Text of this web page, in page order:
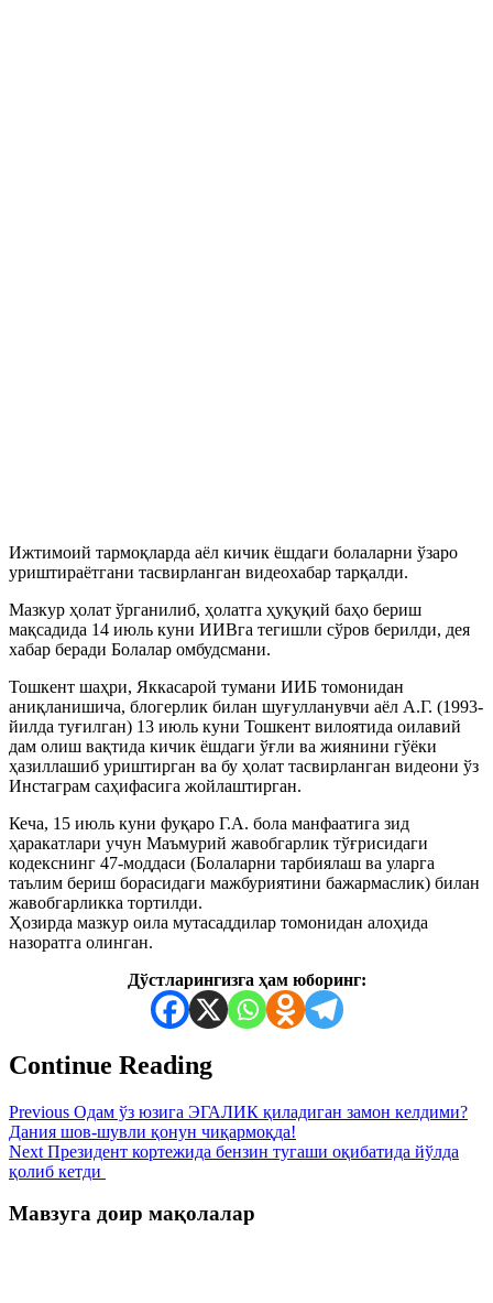
Ижтимоий тармоқларда аёл кичик ёшдаги болаларни ўзаро
уриштираётгани тасвирланган видеохабар тарқалди.
Мазкур ҳолат ўрганилиб, ҳолатга ҳуқуқий баҳо бериш
мақсадида 14 июль куни ИИВга тегишли сўров берилди, дея
хабар беради Болалар омбудсмани.
Тошкент шаҳри, Яккасарой тумани ИИБ томонидан
аниқланишича, блогерлик билан шуғулланувчи аёл А.Г. (1993-
йилда туғилган) 13 июль куни Тошкент вилоятида оилавий
дам олиш вақтида кичик ёшдаги ўғли ва жиянини гўёки
ҳазиллашиб уриштирган ва бу ҳолат тасвирланган видеони ўз
Инстаграм саҳифасига жойлаштирган.
Кеча, 15 июль куни фуқаро Г.А. бола манфаатига зид
ҳаракатлари учун Маъмурий жавобгарлик тўғрисидаги
кодекснинг 47-моддаси (Болаларни тарбиялаш ва уларга
таълим бериш борасидаги мажбуриятини бажармаслик) билан
жавобгарликка тортилди.
Ҳозирда мазкур оила мутасаддилар томонидан алоҳида
назоратга олинган.
Дўстларингизга ҳам юборинг:
Continue Reading
Previous Одам ўз юзига ЭГАЛИК қиладиган замон келдими?
Дания шов-шувли қонун чиқармоқда!
Next Президент кортежида бензин тугаши оқибатида йўлда
қолиб кетди
Мавзуга доир мақолалар